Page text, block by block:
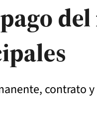
contrato